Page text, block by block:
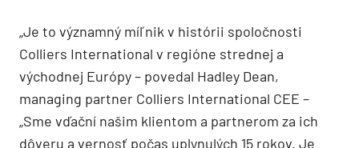
„Je to významný míľnik v histórii spoločnosti
Colliers International v regióne strednej a
východnej Európy – povedal Hadley Dean,
managing partner Colliers International CEE –
„Sme vďační našim klientom a partnerom za ich
dôveru a vernosť počas uplynulých 15 rokov. Je